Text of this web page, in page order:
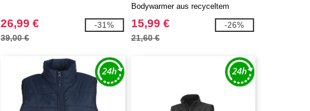
26,99 €
39,00 €
-31%
Bodywarmer aus recyceltem
Polyester
15,99 €
21,60 €
-26%